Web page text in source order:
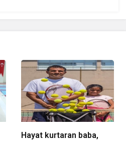
Hayat kurtaran baba,